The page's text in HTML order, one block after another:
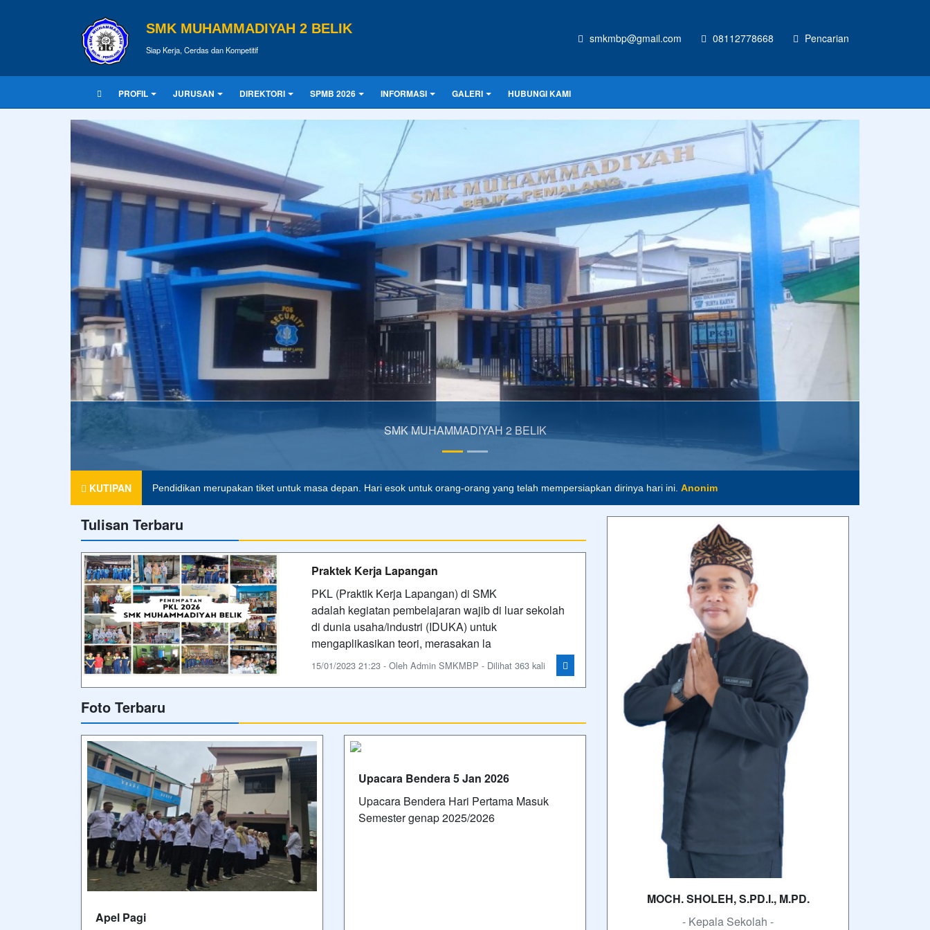
SMK MUHAMMADIYAH 2 BELIK
Siap Kerja, Cerdas dan Kompetitif
smkmbp@gmail.com 08112778668 Pencarian
PROFIL JURUSAN DIREKTORI SPMB 2026 INFORMASI GALERI HUBUNGI KAMI
CONTOH UKURAN
KUTIPAN Pendidikan merupakan tiket untuk masa depan. Hari esok untuk orang-orang yang telah mempersiapkan dirinya hari ini. Anonim
Agama tanpa ilmu pengetahuan adalah buta. Dan ilmu pengetahuan tanpa agama adalah lumpuh.
Tulisan Terbaru
Praktek Kerja Lapangan
PKL (Praktik Kerja Lapangan) di SMK
adalah kegiatan pembelajaran wajib di luar sekolah
di dunia usaha/industri (IDUKA) untuk
mengaplikasikan teori, merasakan la
15/01/2023 21:23 - Oleh Admin SMKMBP - Dilihat 363 kali
Foto Terbaru
Apel Pagi
Upacara Bendera 5 Jan 2026
Upacara Bendera Hari Pertama Masuk
Semester genap 2025/2026
MOCH. SHOLEH, S.PD.I., M.PD.
- Kepala Sekolah -